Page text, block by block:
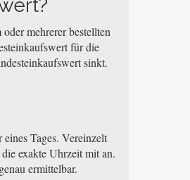
mehrerer bestellten
für die
sinkt.
Tages. Vereinzelt
exakte Uhrzeit mit an.
ermittelbar.